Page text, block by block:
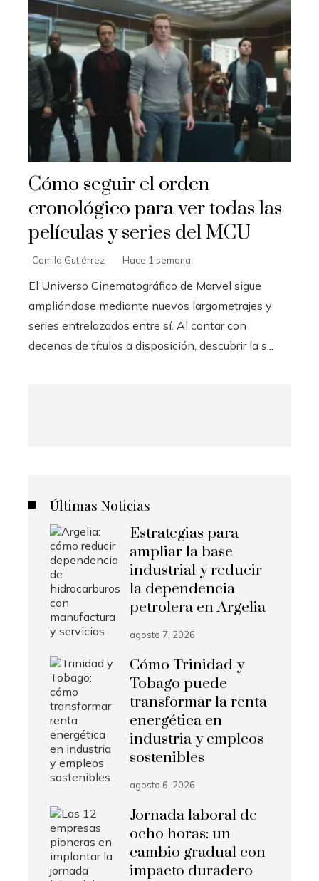
Cómo seguir el orden
cronológico para ver todas las
películas y series del MCU
Camila Gutiérrez Hace 1 semana
El Universo Cinematográfico de Marvel sigue
ampliándose mediante nuevos largometrajes y
series entrelazados entre sí. Al contar con
decenas de títulos a disposición, descubrir la s...
Últimas Noticias
Estrategias para
ampliar la base
industrial y reducir
la dependencia
petrolera en Argelia
agosto 7, 2026
Cómo Trinidad y
Tobago puede
transformar la renta
energética en
industria y empleos
sostenibles
agosto 6, 2026
Jornada laboral de
ocho horas: un
cambio gradual con
impacto duradero